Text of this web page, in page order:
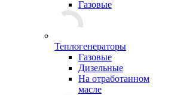
Газовые
Теплогенераторы
Газовые
Дизельные
На отработанном
масле